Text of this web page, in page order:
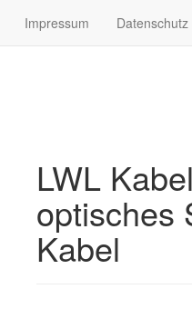
Impressum Datenschutz
LWL
optisches
Kabel